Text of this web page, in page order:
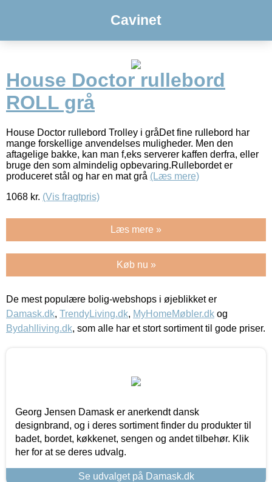
Cavinet
House Doctor rullebord
ROLL grå
House Doctor rullebord Trolley i gråDet fine rullebord har
mange forskellige anvendelses muligheder. Men den
aftagelige bakke, kan man f,eks serverer kaffen derfra, eller
bruge den som almindelig opbevaring.Rullebordet er
produceret stål og har en mat grå (Læs mere)
1068 kr. (Vis fragtpris)
Læs mere »
Køb nu »
De mest populære bolig-webshops i øjeblikket er
Damask.dk, TrendyLiving.dk, MyHomeMøbler.dk og
Bydahlliving.dk, som alle har et stort sortiment til gode priser.
Georg Jensen Damask er anerkendt dansk
designbrand, og i deres sortiment finder du produkter til
badet, bordet, køkkenet, sengen og andet tilbehør. Klik
her for at se deres udvalg.
Se udvalget på Damask.dk